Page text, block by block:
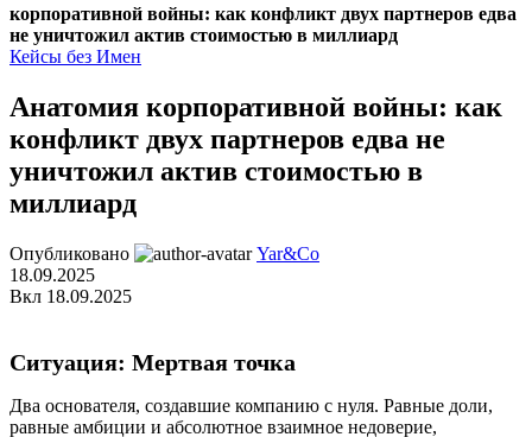
корпоративной войны: как конфликт двух партнеров едва
не уничтожил актив стоимостью в миллиард
Кейсы без Имен
Анатомия корпоративной войны: как
конфликт двух партнеров едва не
уничтожил актив стоимостью в
миллиард
Опубликовано
Yar&Co
18.09.2025
Вкл 18.09.2025
Ситуация: Мертвая точка
Два основателя, создавшие компанию с нуля. Равные доли,
равные амбиции и абсолютное взаимное недоверие,